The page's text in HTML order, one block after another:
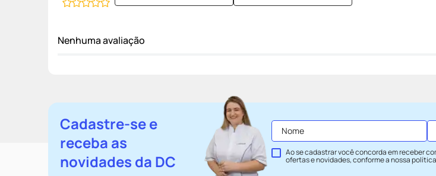
Nenhuma avaliação
Cadastre-se e
receba as
novidades da DC
Ao se cadastrar você concorda em receber
ofertas e novidades, conforme a nossa